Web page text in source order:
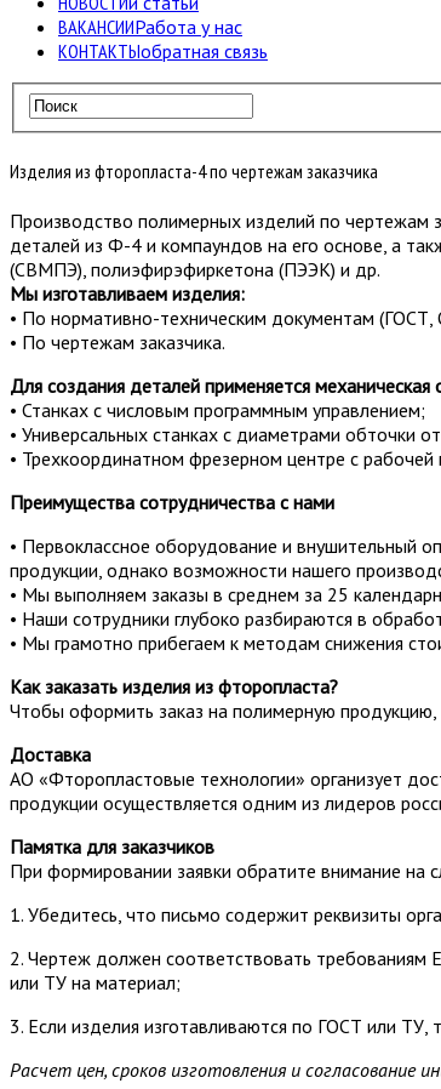
ВАКАНСИИРабота у нас
КОНТАКТЫобратная связь
Изделия из фторопласта-4 по чертежам заказчика
Производство полимерных изделий по чертежам
деталей из Ф-4 и компаундов на его основе, а
(СВМПЭ), полиэфирэфиркетона (ПЭЭК) и др.
Мы изготавливаем изделия:
• По нормативно-техническим документам
• По чертежам заказчика.
Для создания деталей применяется
• Станках с числовым программным управлением;
• Универсальных станках с диаметрами обточки
• Трехкоординатном фрезерном центре с
Преимущества сотрудничества с нами
• Первоклассное оборудование и внушительный
продукции, однако возможности нашего
• Мы выполняем заказы в среднем за 25
• Наши сотрудники глубоко разбираются в
• Мы грамотно прибегаем к методам снижения
Как заказать изделия из фторопласта?
Чтобы оформить заказ на полимерную
Доставка
АО «Фторопластовые технологии» организует
продукции осуществляется одним из лидеров
Памятка для заказчиков
При формировании заявки обратите внимание на
1. Убедитесь, что письмо содержит реквизиты
2. Чертеж должен соответствовать требованиям
или ТУ на материал;
3. Если изделия изготавливаются по ГОСТ или ТУ,
Расчет цен, сроков изготовления и согласование